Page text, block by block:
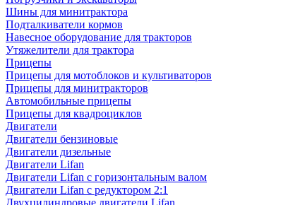
Шины для минитрактора
Подталкиватели кормов
Навесное оборудование для тракторов
Утяжелители для трактора
Прицепы
Прицепы для мотоблоков и культиваторов
Прицепы для минитракторов
Автомобильные прицепы
Прицепы для квадроциклов
Двигатели
Двигатели бензиновые
Двигатели дизельные
Двигатели Lifan
Двигатели Lifan с горизонтальным валом
Двигатели Lifan с редуктором 2:1
Двухцилиндровые двигатели Lifan